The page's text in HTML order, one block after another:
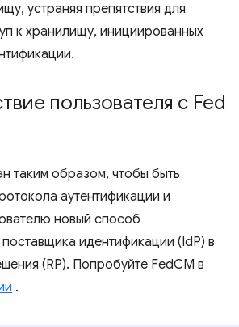
устраняя препятствия для
к хранилищу, инициированных
пользователя с Fed
таким образом, чтобы быть
аутентификации и
новый способ
идентификации (IdP) в
(RP). Попробуйте FedCM в
.